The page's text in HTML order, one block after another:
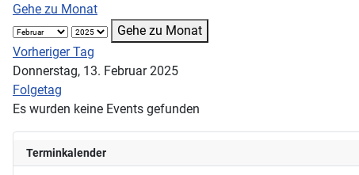
Terminkalender
Gehe zu Monat
Gehe zu Monat
Vorheriger Tag
Donnerstag, 13. Februar 2025
Folgetag
Es wurden keine Events gefunden